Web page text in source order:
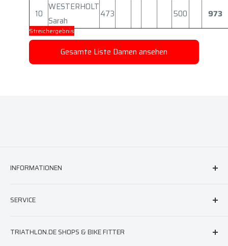
10
WESTERHOLT
Sarah
473 500 973
Streichergebnis
Gesamte Liste Damen ansehen
INFORMATIONEN
AGB
Widerruf
SERVICE
Neoprenberatung
TRIATHLON.DE SHOPS & BIKE FITTER